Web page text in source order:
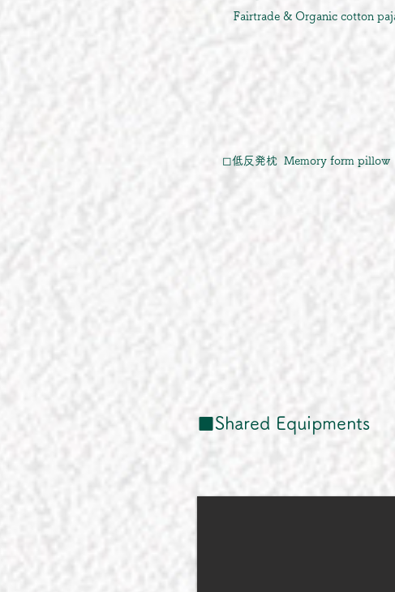
Fairtrade & Organic cotton
◻︎低反発枕 Memory form pillow​
■Shared Equipments